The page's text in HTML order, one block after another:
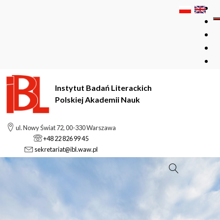
Instytut Badań Literackich
Polskiej Akademii Nauk
ul. Nowy Świat 72, 00-330 Warszawa
+48 22 826 99 45
sekretariat@ibl.waw.pl
Szukaj